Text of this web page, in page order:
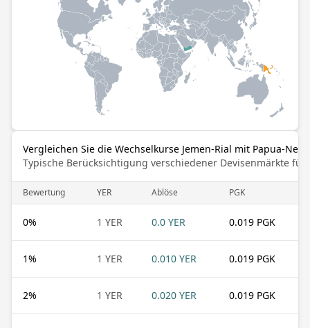
Vergleichen Sie die Wechselkurse Jemen-Rial mit Papua-
Typische Berücksichtigung verschiedener Devisenmärkte für
Bewertung YER Ablöse PGK
0% 1 YER 0.0 YER 0.019 PGK
1% 1 YER 0.010 YER 0.019 PGK
2% 1 YER 0.020 YER 0.019 PGK